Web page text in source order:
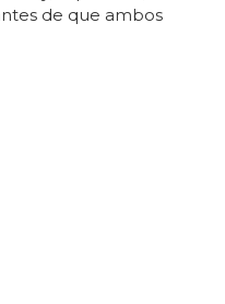
de que ambos